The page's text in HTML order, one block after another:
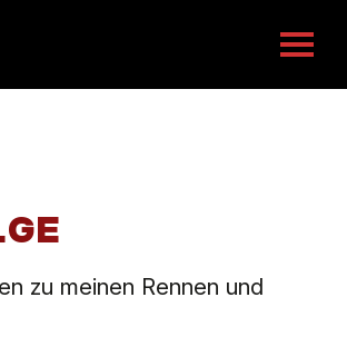
Menü
öffnen
zu meinen Rennen und